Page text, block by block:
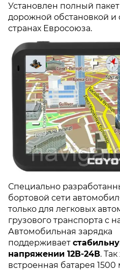
Установлен полный
дорожной обстановкой и
странах Евросоюза.
Специально
бортовой сети
только для легковых
грузового транспорта с
Автомобильная зарядка
поддерживает
напряжении 12В-24В.
встроенная батарея 1500